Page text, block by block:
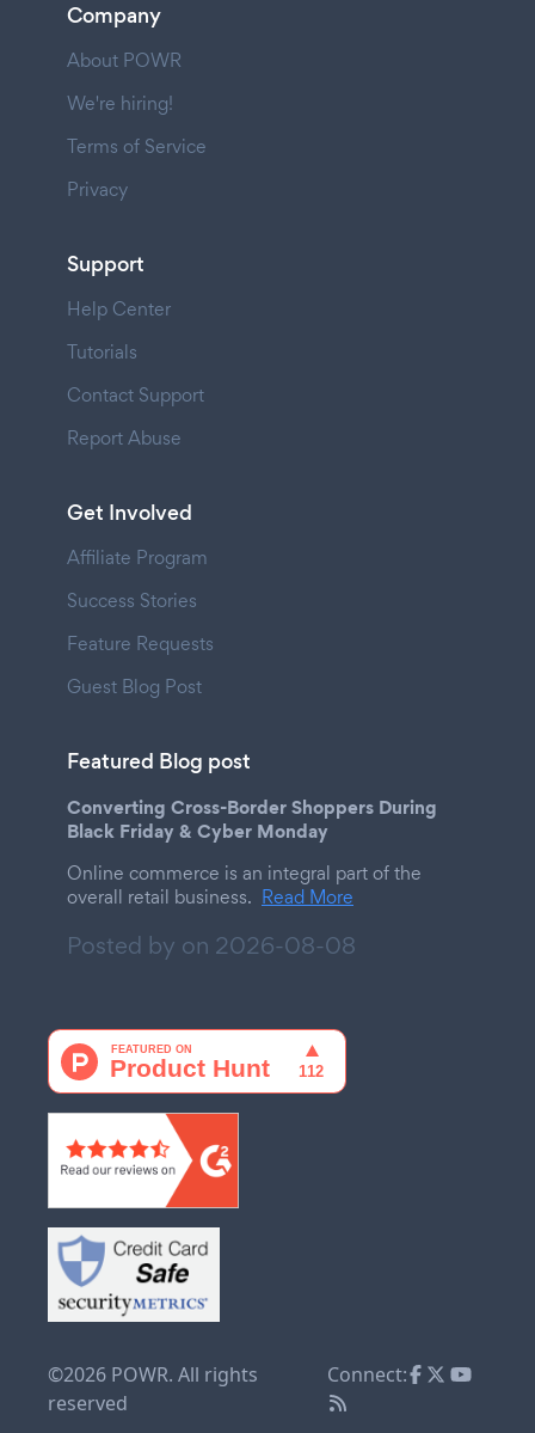
Company
About POWR
We're hiring!
Terms of Service
Privacy
Support
Help Center
Tutorials
Contact Support
Report Abuse
Get Involved
Affiliate Program
Success Stories
Feature Requests
Guest Blog Post
Featured Blog post
Converting Cross-Border Shoppers During
Black Friday & Cyber Monday
Online commerce is an integral part of the
overall retail business. Read More
Posted by on 2026-08-08
©2026 POWR. All rights
reserved
Connect: